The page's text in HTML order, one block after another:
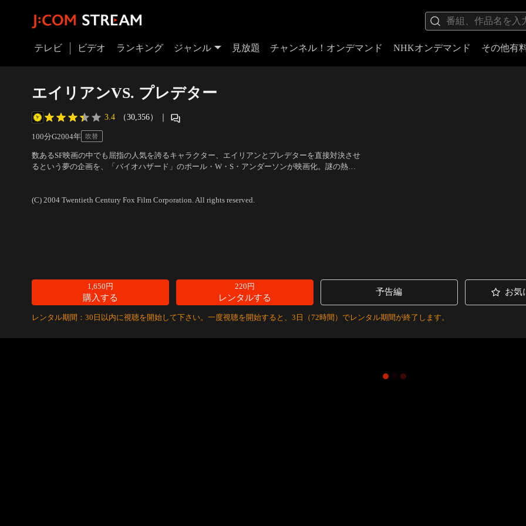
テレビ ビデオ ランキング ジャンル 見放題 チャンネル！オンデマンド NHKオンデマンド その他有
エイリアンVS. プレデター
3.4 （30,356） ｜
100分G2004年 吹替
数あるSF映画の中でも屈指の人気を誇るキャラクター、エイリアンとプレデターを直接対決させ
るという夢の企画を、「バイオハザード」のポール・W・S・アンダーソンが映画化。謎の熱源
(C) 2004 Twentieth Century Fox Film Corporation. All rights reserved.
1,650円
購入する
220円
レンタルする
予告編 お気
レンタル期間：30日以内に視聴を開始して下さい。一度視聴を開始すると、3日（72時間）でレンタル期間が終了します。